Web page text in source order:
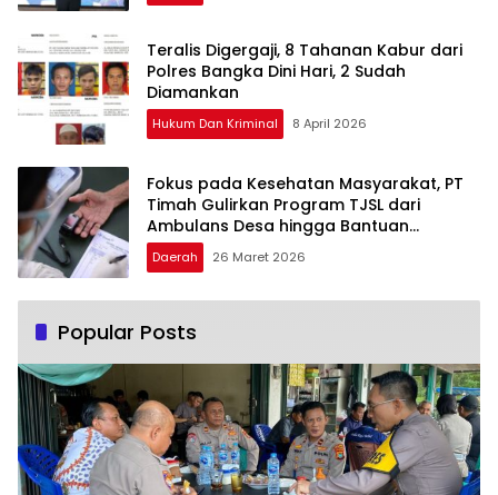
Teralis Digergaji, 8 Tahanan Kabur dari
Polres Bangka Dini Hari, 2 Sudah
Diamankan
Hukum Dan Kriminal 8 April 2026
Fokus pada Kesehatan Masyarakat, PT
Timah Gulirkan Program TJSL dari
Ambulans Desa hingga Bantuan
Pengobatan
Daerah 26 Maret 2026
Popular Posts